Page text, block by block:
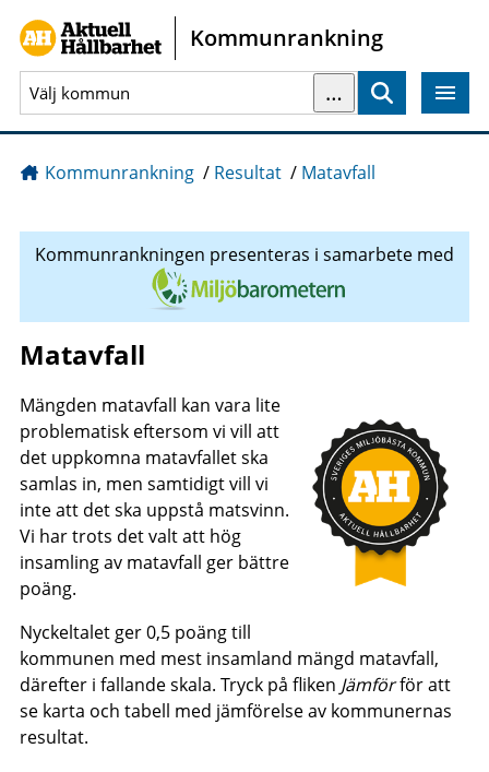
Gå direkt till sidans innehåll
Kommunrankning
…
Kommunrankning / Resultat / Matavfall
Kommunrankningen presenteras i samarbete med
Matavfall
Mängden matavfall kan vara lite
problematisk eftersom vi vill att
det uppkomna matavfallet ska
samlas in, men samtidigt vill vi
inte att det ska uppstå matsvinn.
Vi har trots det valt att hög
insamling av matavfall ger bättre
poäng.
Nyckeltalet ger 0,5 poäng till
kommunen med mest insamland mängd matavfall,
därefter i fallande skala. Tryck på fliken Jämförför att
se karta och tabell med jämförelse av kommunernas
resultat.